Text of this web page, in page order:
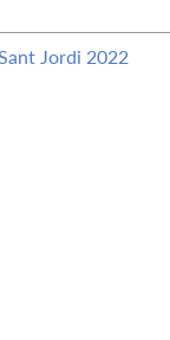
Jordi 2022